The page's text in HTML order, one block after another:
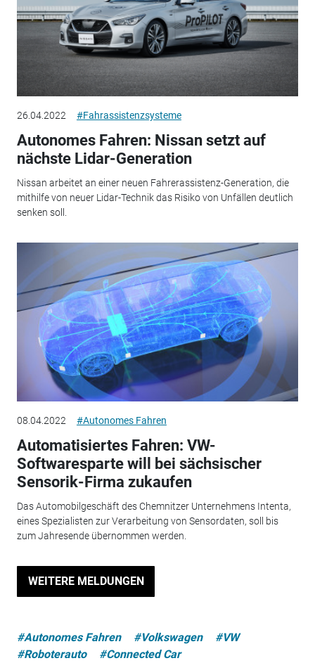
26.04.2022 #Fahrassistenzsysteme
Autonomes Fahren: Nissan setzt auf
nächste Lidar-Generation
Nissan arbeitet an einer neuen Fahrerassistenz-Generation, die
mithilfe von neuer Lidar-Technik das Risiko von Unfällen deutlich
senken soll.
08.04.2022 #Autonomes Fahren
Automatisiertes Fahren: VW-
Softwaresparte will bei sächsischer
Sensorik-Firma zukaufen
Das Automobilgeschäft des Chemnitzer Unternehmens Intenta,
eines Spezialisten zur Verarbeitung von Sensordaten, soll bis
zum Jahresende übernommen werden.
WEITERE MELDUNGEN
#Autonomes Fahren #Volkswagen
#VW
#Roboterauto
#Connected Car